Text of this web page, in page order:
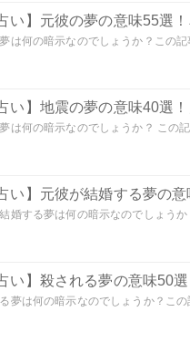
い】元彼の夢の意味55選
は何の暗示なのでしょうか？この
い】地震の夢の意味40選
は何の暗示なのでしょうか？ この
い】元彼が結婚する夢の
婚する夢は何の暗示なのでしょう
占い】殺される夢の意味50
夢は何の暗示なのでしょうか？こ